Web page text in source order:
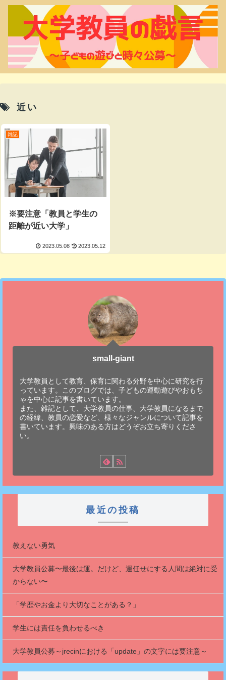
近い
雑記
※要注意「教員と学生の
距離が近い大学」
2023.05.08 2023.05.12
small-giant
大学教員として教育、保育に関わる分野を中心に研究を行
っています。このブログでは、子どもの運動遊びやおもち
ゃを中心に記事を書いています。
また、雑記として、大学教員の仕事、大学教員になるまで
の経緯、教員の恋愛など、様々なジャンルについて記事を
書いています。興味のある方はどうぞお立ち寄りくださ
い。
最近の投稿
教えない勇気
大学教員公募〜最後は運。だけど、運任せにする人間は絶対に受
からない〜
「学歴やお金より大切なことがある？」
学生には責任を負わせるべき
大学教員公募～jrecinにおける「update」の文字には要注意～